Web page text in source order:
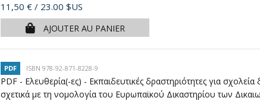
Prix
11,50 € / 23.00 $US
AJOUTER AU PANIER
PDF ISBN 978-92-871-8228-9
PDF - Ελευθερία(-ες) - Εκπαιδευτικές δραστηριότητες για
σχετικά με τη νομολογία του Ευρωπαϊκού Δικαστηρίου των